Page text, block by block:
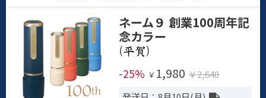
ネーム９ 創業100周年記
念カラー
(
)
-25% ￥ 1,980 ￥2,640